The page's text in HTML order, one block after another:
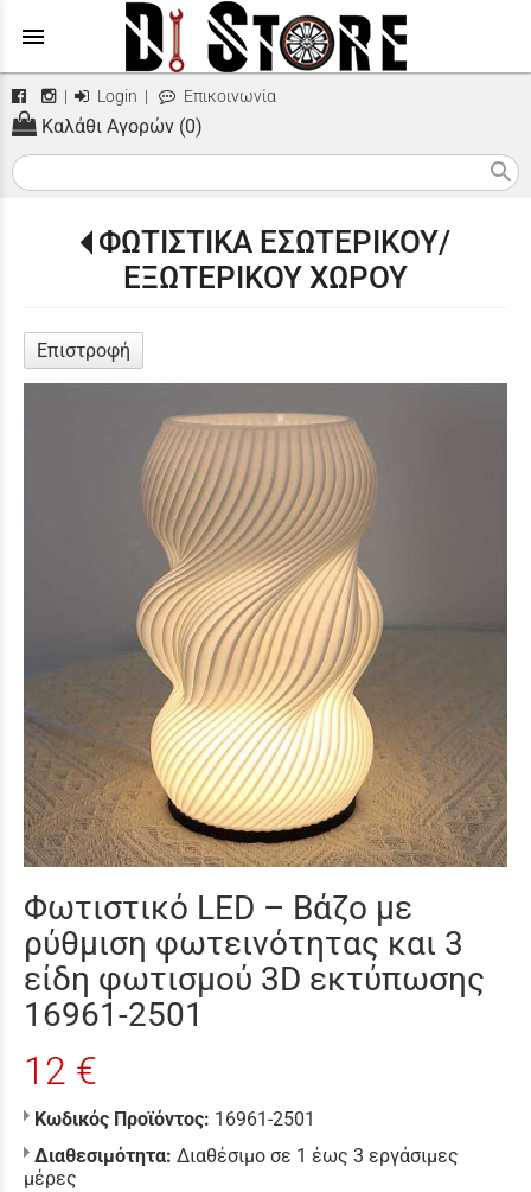
menu
| Login | Επικοινωνία
Καλάθι Αγορών (0)
search
ΦΩΤΙΣΤΙΚΑ ΕΣΩΤΕΡΙΚΟΥ/
ΕΞΩΤΕΡΙΚΟΥ ΧΩΡΟΥ
Επιστροφή
Φωτιστικό LED – Βάζο με
ρύθμιση φωτεινότητας και 3
είδη φωτισμού 3D εκτύπωσης
16961-2501
12 €
Κωδικός Προϊόντος: 16961-2501
Διαθεσιμότητα: Διαθέσιμο σε 1 έως 3 εργάσιμες
μέρες